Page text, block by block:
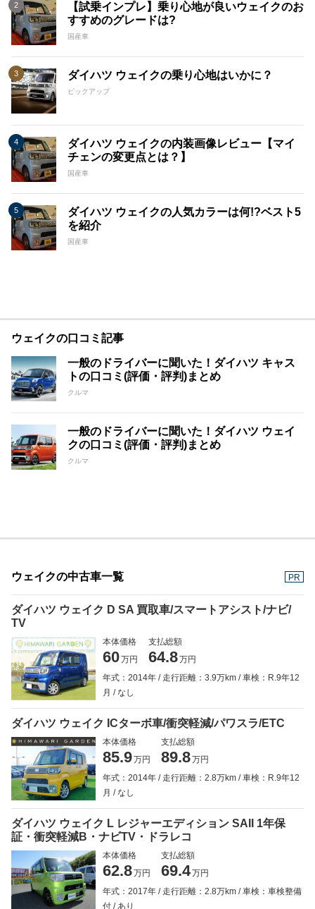
【試乗インプレ】乗り心地が良いウェイクのお
すすめのグレードは?
国産車
ダイハツ ウェイクの乗り心地はいかに？
ピックアップ
ダイハツ ウェイクの内装画像レビュー【マイ
チェンの変更点とは？】
国産車
ダイハツ ウェイクの人気カラーは何!?ベスト5
を紹介
国産車
ウェイクの口コミ記事
一般のドライバーに聞いた！ダイハツ キャス
トの口コミ(評価・評判)まとめ
クルマ
一般のドライバーに聞いた！ダイハツ ウェイ
クの口コミ(評価・評判)まとめ
クルマ
ウェイクの中古車一覧 PR
ダイハツ ウェイク D SA 買取車/スマートアシスト/ナビ/
TV
本体価格
60万円
支払総額
64.8万円
年式：2014年
走行距離：3.9万km
車検：R.9年12
月
なし
ダイハツ ウェイク ICターボ車/衝突軽減/パワスラ/ETC
本体価格
85.9万円
支払総額
89.8万円
年式：2014年
走行距離：2.8万km
車検：R.9年12
月
なし
ダイハツ ウェイク L レジャーエディション SAII 1年保
証・衝突軽減B・ナビTV・ドラレコ
本体価格
62.8万円
支払総額
69.4万円
年式：2017年
走行距離：2.8万km
車検：車検整備
付
あり